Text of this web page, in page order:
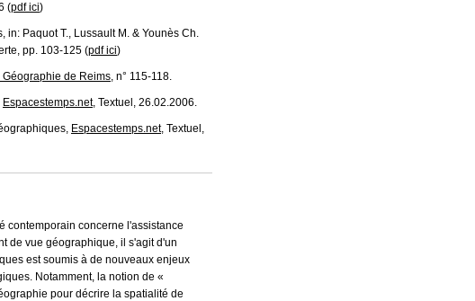
(pdf ici)
in: Paquot T., Lussault M. & Younès Ch.
pp. 103-125 (pdf ici)
de Reims, n° 115-118.
Espacestemps.net, Textuel, 26.02.2006.
Espacestemps.net, Textuel,
contemporain concerne l'assistance
de vue géographique, il s'agit d'un
est soumis à de nouveaux enjeux
Notamment, la notion de «
pour décrire la spatialité de